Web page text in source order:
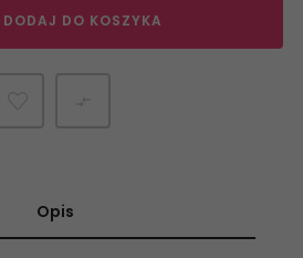
DODAJ DO KOSZYKA
Opis